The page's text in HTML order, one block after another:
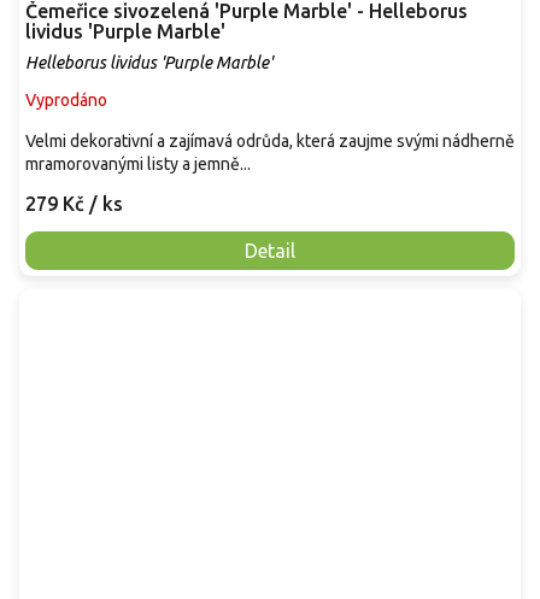
Čemeřice sivozelená 'Purple Marble' - Helleborus
lividus 'Purple Marble'
Helleborus lividus 'Purple Marble'
Vyprodáno
279 Kč / ks
Detail
Velmi dekorativní a zajímavá odrůda, která zaujme svými nádherně
mramorovanými listy a jemně...